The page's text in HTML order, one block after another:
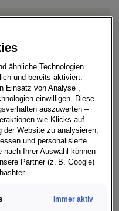
und die
zeigen die
im
bei den
ähnliche Technologien.
und bereits aktiviert.
Einsatz von Analyse ,
einwilligen. Diese
auszuwerten –
wie Klicks auf
der Website zu analysieren,
und personalisierte
nach Ihrer Auswahl können
Partner (z. B. Google)
Immer aktiv